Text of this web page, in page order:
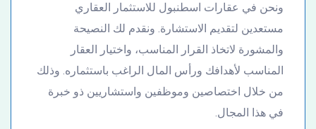
ونحن في عقارات اسطنبول للاستثمار العقاري
مستعدين لتقديم الاستشارة. ونقدم لك النصيحة
والمشورة لاتخاذ القرار المناسب، واختيار العقار
المناسب لأهدافك ورأس المال الراغب باستثماره. وذلك
من خلال اختصاصين وموظفين واستشاريين ذو خبرة
في هذا المجال.